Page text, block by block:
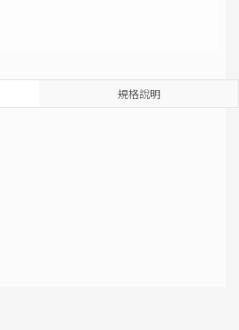
規格說明